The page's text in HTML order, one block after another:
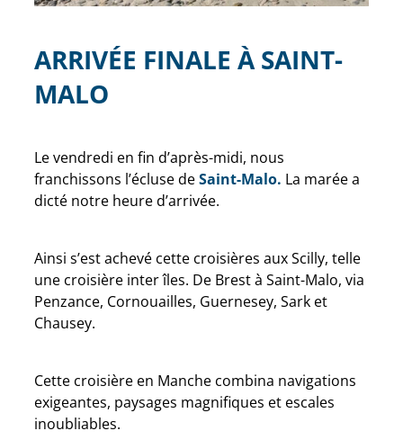
ARRIVÉE FINALE À SAINT-
MALO
Le vendredi en fin d’après-midi, nous
franchissons l’écluse deSaint-Malo. La marée a
dicté notre heure d’arrivée.
Ainsi s’est achevé cette croisières aux Scilly, telle
une croisière inter îles. De Brest à Saint-Malo, via
Penzance, Cornouailles, Guernesey, Sark et
Chausey.
Cette croisière en Manche combina navigations
exigeantes, paysages magnifiques et escales
inoubliables.